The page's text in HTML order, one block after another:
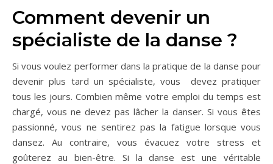
Comment devenir un
spécialiste de la danse ?
Si vous voulez performer dans la pratique de la danse pour
devenir plus tard un spécialiste, vous devez pratiquer
tous les jours. Combien même votre emploi du temps est
chargé, vous ne devez pas lâcher la danser. Si vous êtes
passionné, vous ne sentirez pas la fatigue lorsque vous
dansez. Au contraire, vous évacuez votre stress et
goûterez au bien-être. Si la danse est une véritable